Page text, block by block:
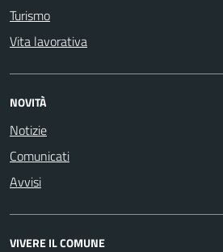
Turismo
Vita lavorativa
NOVITÀ
Notizie
Comunicati
Avvisi
VIVERE IL COMUNE